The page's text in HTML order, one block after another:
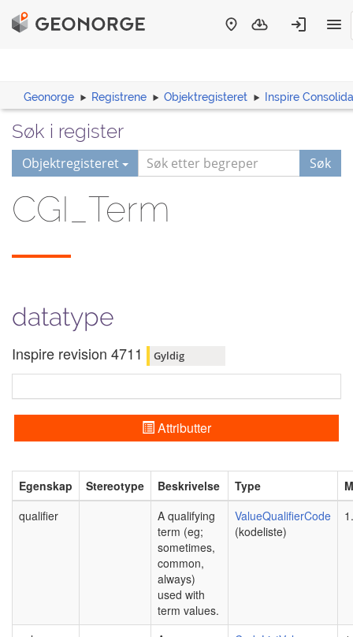
Geonorge Registrene Objektregisteret Inspire
Søk i register
Objektregisteret Søk
CGI_Term
datatype
Inspire revision 4711 Gyldig
Attributter
Egenskap Stereotype Beskrivelse Type
qualifier
A qualifying
term (eg;
sometimes,
common,
always)
used with
term values.
ValueQualifierCode
(kodeliste)